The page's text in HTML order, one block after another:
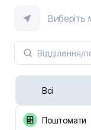
Виберіть
Всі
Поштомати